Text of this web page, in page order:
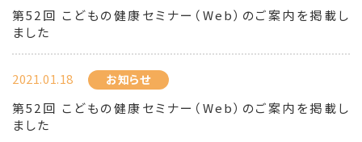
第52回 こどもの健康セミナー（Web）のご案内を掲載し
ました
2021.01.18 お知らせ
第52回 こどもの健康セミナー（Web）のご案内を掲載し
ました